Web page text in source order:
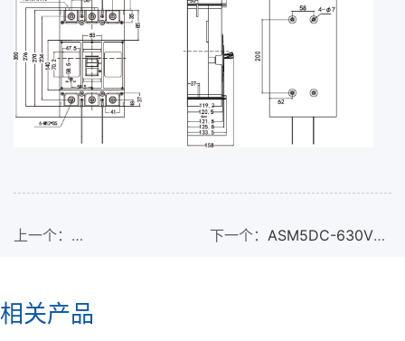
上一个：
流(光伏)塑壳断路器
下一个： ASM5DC-630V直
相关产品